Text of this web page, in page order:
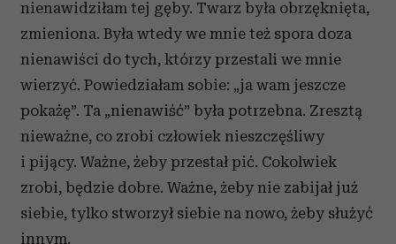
nienawidziłam tej gęby. Twarz była obrzęknięta,
zmieniona. Była wtedy we mnie też spora doza
nienawiści do tych, którzy przestali we mnie
wierzyć. Powiedziałam sobie: „ja wam jeszcze
pokażę”. Ta „nienawiść” była potrzebna. Zresztą
nieważne, co zrobi człowiek nieszczęśliwy
i pijący. Ważne, żeby przestał pić. Cokolwiek
zrobi, będzie dobre. Ważne, żeby nie zabijał już
siebie, tylko stworzył siebie na nowo, żeby służyć
innym.